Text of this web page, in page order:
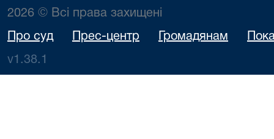
2026 © Всі права захищені
Про суд Прес-центр Громадянам
v1.38.1